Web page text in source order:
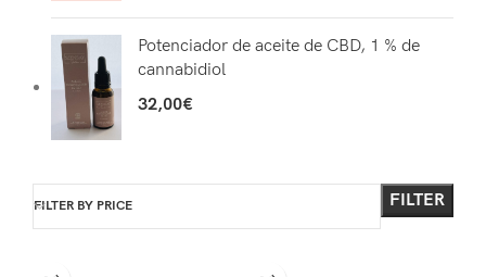
Potenciador de aceite de CBD, 1 % de
cannabidiol
32,00€
FILTER BY PRICE FILTER